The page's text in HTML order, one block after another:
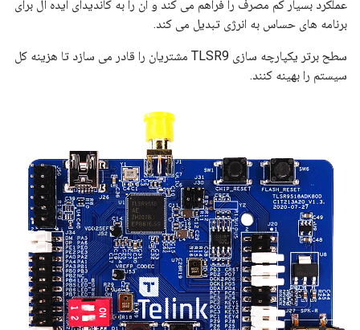
عملکرد بسیار کم مصرف را فراهم می کند و آن را به کاندیدای ایده آل برای
برنامه های حساس به انرژی تبدیل می کند.
سطح برتر یکپارچه سازی TLSR9 مشتریان را قادر می سازد تا هزینه کل
سیستم را بهینه کنند.